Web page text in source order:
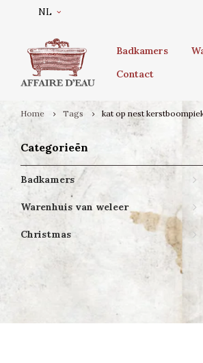
NL
Badkamers
Contact
Home Tags kat op nest
Categorieën
Badkamers
Warenhuis van weleer
Christmas